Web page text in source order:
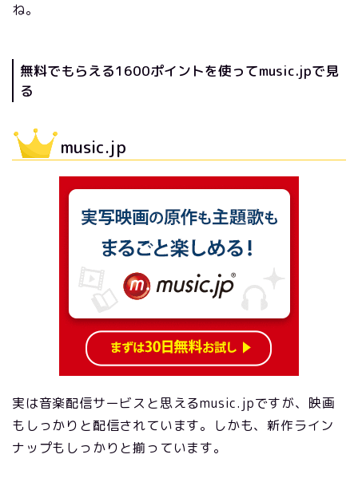
ね。
無料でもらえる1600ポイントを使ってmusic.jpで見
る
music.jp
実は音楽配信サービスと思えるmusic.jpですが、映画
もしっかりと配信されています。しかも、新作ライン
ナップもしっかりと揃っています。